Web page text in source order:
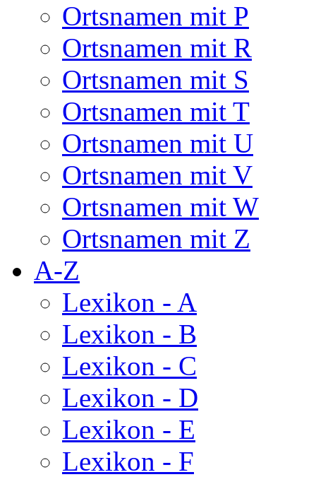
Ortsnamen mit P
Ortsnamen mit R
Ortsnamen mit S
Ortsnamen mit T
Ortsnamen mit U
Ortsnamen mit V
Ortsnamen mit W
Ortsnamen mit Z
A-Z
Lexikon - A
Lexikon - B
Lexikon - C
Lexikon - D
Lexikon - E
Lexikon - F